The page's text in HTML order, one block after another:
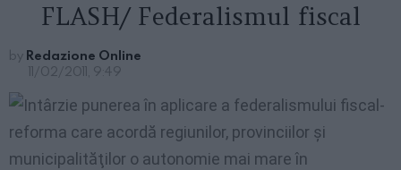
FLASH/ Federalismul fiscal
by Redazione Online
11/02/2011, 9:49
Intârzie punerea în aplicare a federalismului fiscal-
reforma care acordă regiunilor, provinciilor şi
municipalităţilor o autonomie mai mare în